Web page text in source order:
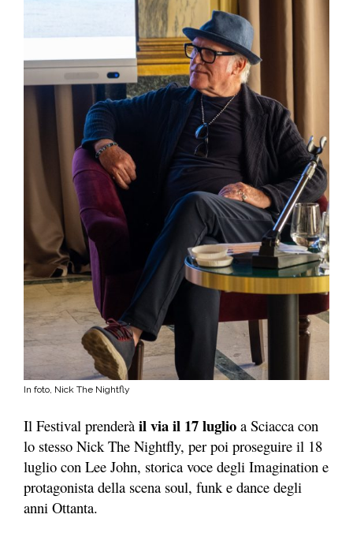
In foto, Nick The Nightfly
Il Festival prenderà il via il 17 luglio a Sciacca con
lo stesso Nick The Nightfly, per poi proseguire il 18
luglio con Lee John, storica voce degli Imagination e
protagonista della scena soul, funk e dance degli
anni Ottanta.